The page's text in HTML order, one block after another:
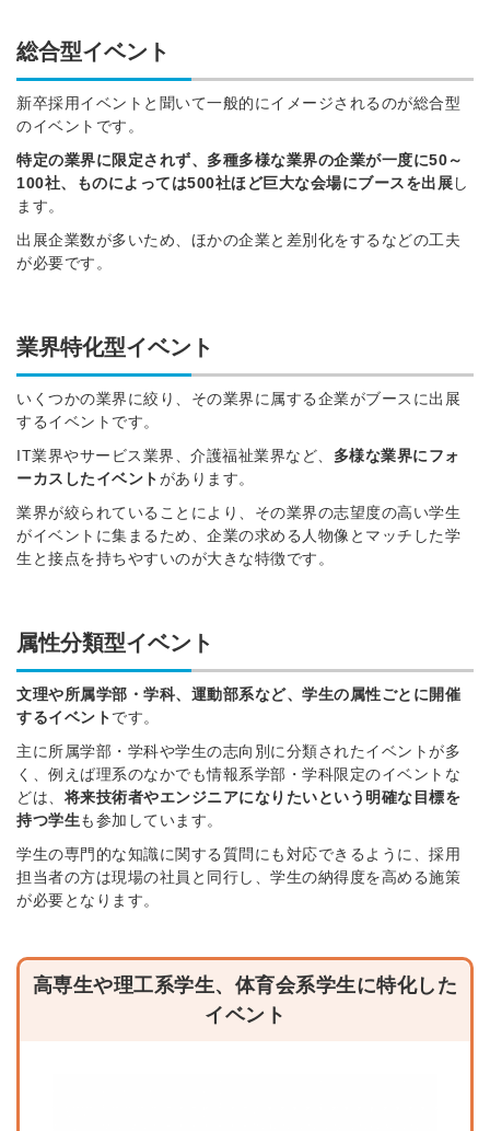
総合型イベント
新卒採用イベントと聞いて一般的にイメージされるのが総合型
のイベントです。
特定の業界に限定されず、多種多様な業界の企業が一度に50～
100社、ものによっては500社ほど巨大な会場にブースを出展し
ます。
出展企業数が多いため、ほかの企業と差別化をするなどの工夫
が必要です。
業界特化型イベント
いくつかの業界に絞り、その業界に属する企業がブースに出展
するイベントです。
IT業界やサービス業界、介護福祉業界など、 多様な業界にフォ
ーカスしたイベントがあります。
業界が絞られていることにより、その業界の志望度の高い学生
がイベントに集まるため、企業の求める人物像とマッチした学
生と接点を持ちやすいのが大きな特徴です。
属性分類型イベント
文理や所属学部・学科、運動部系など、学生の属性ごとに開催
するイベントです。
主に所属学部・学科や学生の志向別に分類されたイベントが多
く、例えば理系のなかでも情報系学部・学科限定のイベントな
どは、 将来技術者やエンジニアになりたいという明確な目標を
持つ学生も参加しています。
学生の専門的な知識に関する質問にも対応できるように、採用
担当者の方は現場の社員と同行し、学生の納得度を高める施策
が必要となります。
高専生や理工系学生、体育会系学生に特化した
イベント